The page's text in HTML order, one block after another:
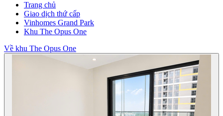
Trang chủ
Giao dịch thứ cấp
Vinhomes Grand Park
Khu The Opus One
Về khu The Opus One